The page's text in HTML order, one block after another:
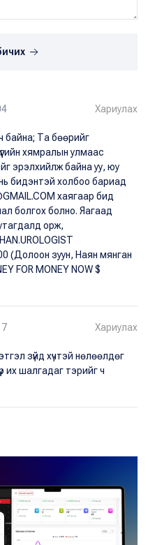
Хариулах
байна; Та бөөрийг
хямралын улмаас
эрэлхийлж байна уу, юу
бидэнтэй холбоо бариад
хаягаар бид
болгох болно. Яагаад
орж,
(Долоон зуун, Наян мянган
FOR MONEY NOW $
Хариулах
зүйд хүчтэй нөлөөлдөг
их шалгадаг тэрийг ч